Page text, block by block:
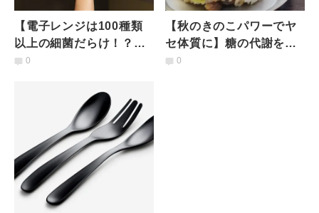
【電子レンジは100種類
以上の細菌だらけ！？】
細菌対策はどのようにし
0
【秋のきのこパワーでヤ
セ体質に】糖の代謝を促
す「ぶなしめじ」のチャ
0